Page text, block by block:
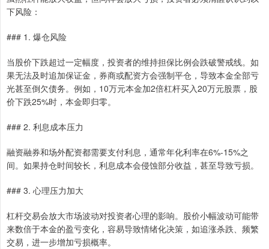
下风险：
### 1. 爆仓风险
当股价下跌超过一定幅度，投资者的维持担保比例会跌破警戒线。如
果无法及时追加保证金，券商或配资方会强制平仓，导致本金全部亏
光甚至倒欠债务。例如，10万元本金加2倍杠杆买入20万元股票，股
价下跌25%时，本金即归零。
### 2. 利息成本压力
融资融券和场外配资都需要支付利息，通常年化利率在6%-15%之
间。如果持仓时间较长，利息成本会侵蚀部分收益，甚至导致亏损。
### 3. 心理压力加大
杠杆交易会放大市场波动对投资者心理的影响。股价小幅波动可能带
来数倍于本金的盈亏变化，容易导致情绪化决策，如追涨杀跌、频繁
交易，进一步增加亏损概率。